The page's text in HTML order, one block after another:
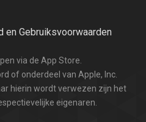
en Gebruiksvoorwaarden
via de App Store.
of onderdeel van Apple, Inc.
hierin wordt verwezen zijn het
eigenaren.